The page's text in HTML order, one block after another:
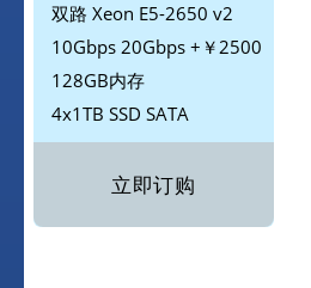
双路 Xeon E5-2650 v2
10Gbps 20Gbps +￥2500
128GB内存
4x1TB SSD SATA
立即订购